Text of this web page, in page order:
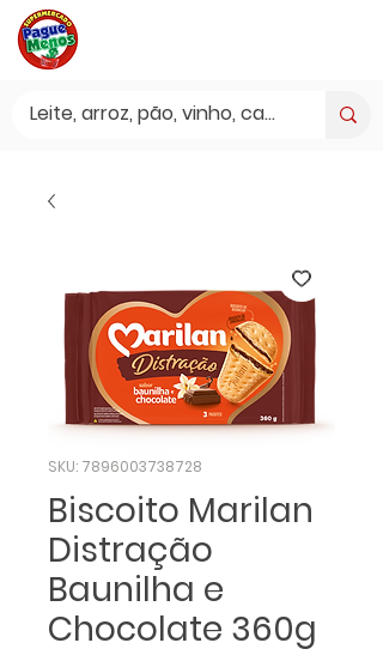
SKU: 7896003738728
Biscoito Marilan
Distração
Baunilha e
Chocolate 360g